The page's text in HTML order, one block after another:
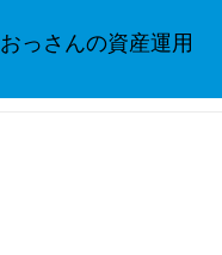
おっさんの資産運用